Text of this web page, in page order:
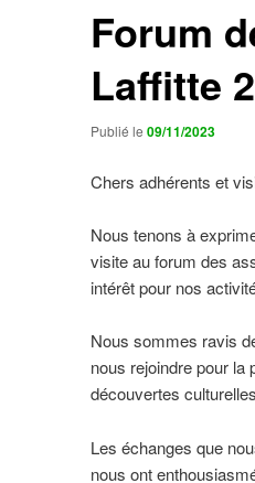
Forum
Laffitte
Publié le 09/11/2023
Chers adhérents et
Nous tenons à
visite au forum des
intérêt pour nos
Nous sommes ravis
nous rejoindre pour la
découvertes
Les échanges que
nous ont